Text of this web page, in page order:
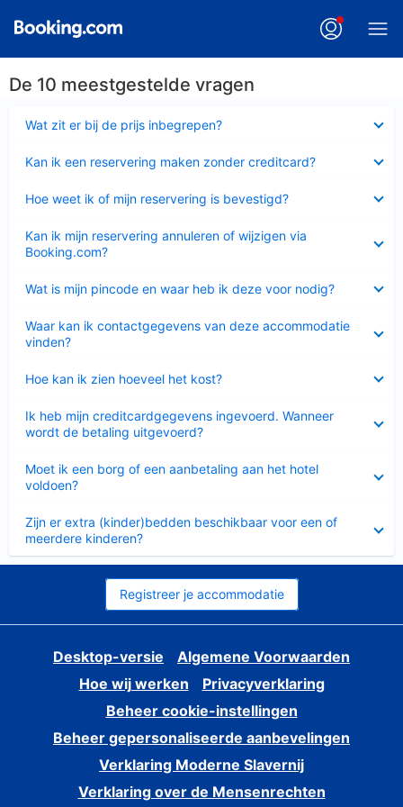
De 10 meestgestelde vragen
Wat zit er bij de prijs inbegrepen?
Kan ik een reservering maken zonder creditcard?
Hoe weet ik of mijn reservering is bevestigd?
Kan ik mijn reservering annuleren of wijzigen via
Booking.com?
Wat is mijn pincode en waar heb ik deze voor nodig?
Waar kan ik contactgegevens van deze accommodatie
vinden?
Hoe kan ik zien hoeveel het kost?
Ik heb mijn creditcardgegevens ingevoerd. Wanneer
wordt de betaling uitgevoerd?
Moet ik een borg of een aanbetaling aan het hotel
voldoen?
Zijn er extra (kinder)bedden beschikbaar voor een of
meerdere kinderen?
Registreer je accommodatie
Desktop-versie
Algemene Voorwaarden
Hoe wij werken
Privacyverklaring
Beheer cookie-instellingen
Beheer gepersonaliseerde aanbevelingen
Verklaring Moderne Slavernij
Verklaring over de Mensenrechten